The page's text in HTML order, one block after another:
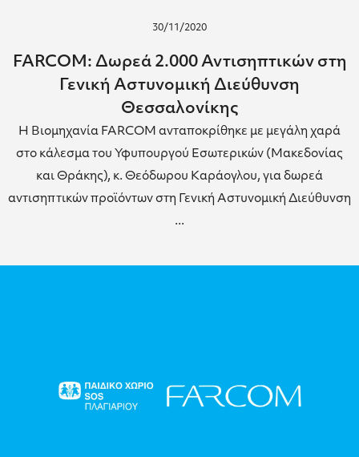
30/11/2020
FARCOM: Δωρεά 2.000 Αντισηπτικών στη
Γενική Αστυνομική Διεύθυνση
Θεσσαλονίκης
Η Βιομηχανία FARCOM ανταποκρίθηκε με μεγάλη χαρά
στο κάλεσμα του Υφυπουργού Εσωτερικών (Μακεδονίας
και Θράκης), κ. Θεόδωρου Καράογλου, για δωρεά
αντισηπτικών προϊόντων στη Γενική Αστυνομική Διεύθυνση
...